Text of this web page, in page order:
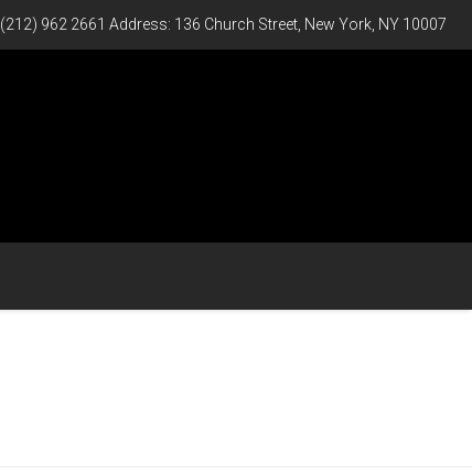
(212) 962 2661 Address: 136 Church Street, New York, NY 10007